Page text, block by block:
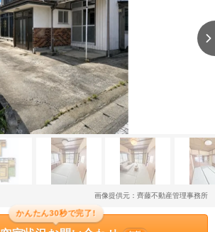
画像提供元：齊藤不動産管理事務所
かんたん30秒で完了!